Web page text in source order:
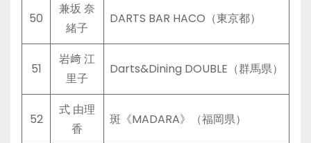
50
兼坂 奈
緒子
DARTS BAR HACO（東京都）
51
岩﨑 江
里子
Darts&Dining DOUBLE（群馬県）
52
式 由理
香
斑《MADARA》（福岡県）